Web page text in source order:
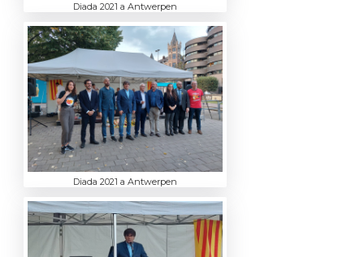
Diada 2021 a Antwerpen
Diada 2021 a Antwerpen